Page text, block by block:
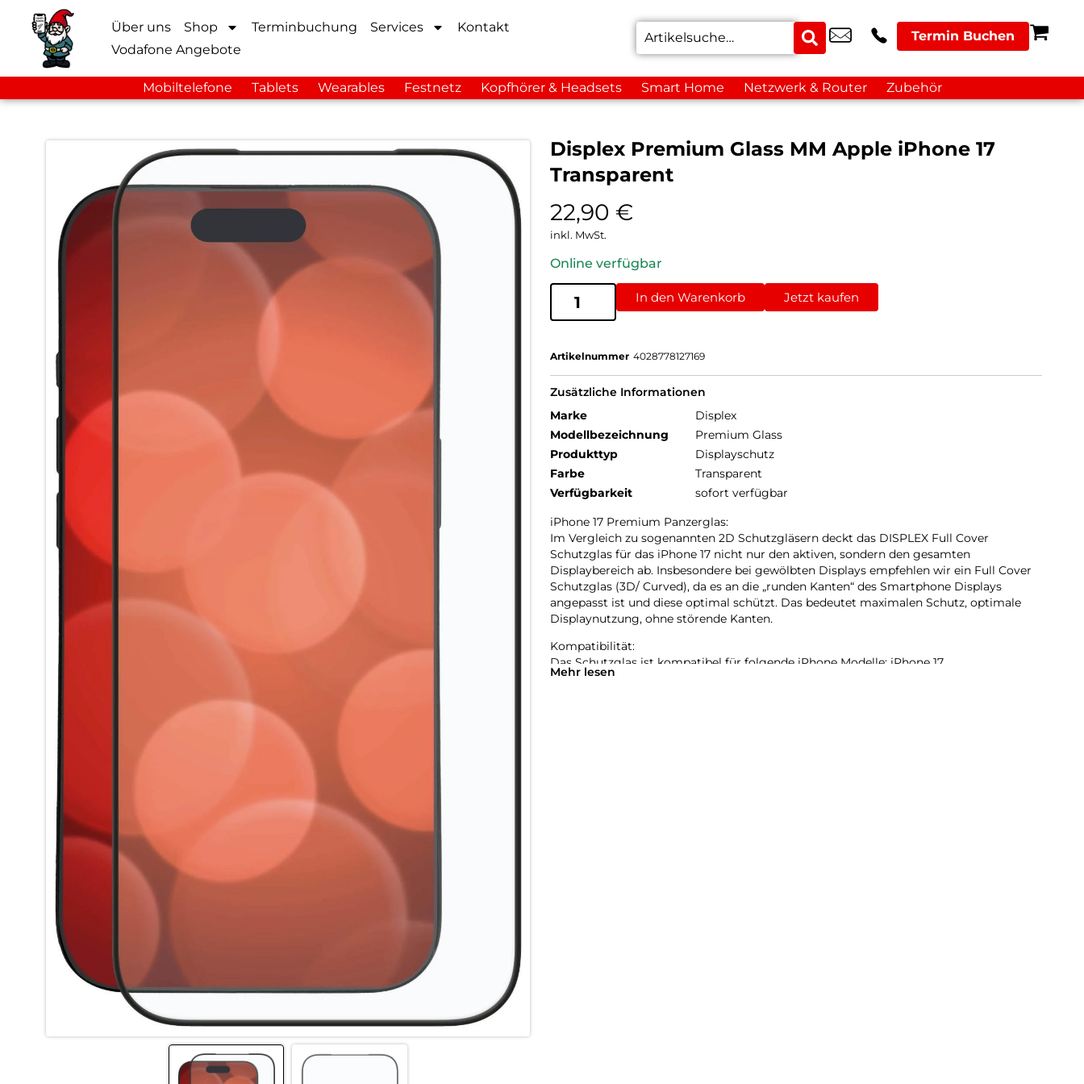
Über uns Shop Terminbuchung Services
Kontakt
Vodafone Angebote
Termin Buchen
Mobiltelefone Tablets Wearables Festnetz Kopfhörer & Headsets Smart Home Netzwerk & Router Zubehör
Displex Premium Glass MM Apple iPhone 17
Transparent
22,90 €
inkl. MwSt.
Online verfügbar
In den Warenkorb Jetzt kaufen
Artikelnummer 4028778127169
Zusätzliche Informationen
Marke
Displex
Modellbezeichnung
Premium Glass
Produkttyp
Displayschutz
Farbe
Transparent
Verfügbarkeit
sofort verfügbar
iPhone 17 Premium Panzerglas:
Im Vergleich zu sogenannten 2D Schutzgläsern deckt das DISPLEX Full Cover
Schutzglas für das iPhone 17 nicht nur den aktiven, sondern den gesamten
Displaybereich ab. Insbesondere bei gewölbten Displays empfehlen wir ein Full Cover
Schutzglas (3D/ Curved), da es an die „runden Kanten“ des Smartphone Displays
angepasst ist und diese optimal schützt. Das bedeutet maximalen Schutz, optimale
Displaynutzung, ohne störende Kanten.
Kompatibilität:
Das Schutzglas ist kompatibel für folgende iPhone Modelle: iPhone 17.
Mehr lesen